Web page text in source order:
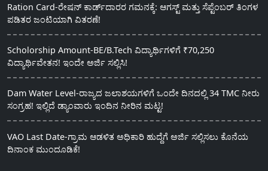
Ration Card-ರೇಷನ್ ಕಾರ್ಡ್‍ದಾರರ ಗಮನಕ್ಕೆ: ಆಗಸ್ಟ್ ಮತ್ತು ಸೆಪ್ಟೆಂಬರ್ ತಿಂಗಳ
ಪಡಿತರ ಜಂಟಿಯಾಗಿ ವಿತರಣೆ!
Scholorship Amount-BE/B.Tech ವಿದ್ಯಾರ್ಥಿಗಳಿಗೆ ₹70,250
ವಿದ್ಯಾರ್ಥಿವೇತನ! ಇಂದೇ ಅರ್ಜಿ ಸಲ್ಲಿಸಿ!
Dam Water Level-ರಾಜ್ಯದ ಜಲಾಶಯಗಳಿಗೆ ಒಂದೇ ದಿನದಲ್ಲಿ 34 TMC ನೀರು
ಸಂಗ್ರಹ! ಇಲ್ಲಿದೆ ಡ್ಯಾಂವಾರು ಇಂದಿನ ನೀರಿನ ಮಟ್ಟ!
VAO Last Date-ಗ್ರಾಮ ಆಡಳಿತ ಅಧಿಕಾರಿ ಹುದ್ದೆಗೆ ಅರ್ಜಿ ಸಲ್ಲಿಸಲು ಕೊನೆಯ
ದಿನಾಂಕ ಮುಂದೂಡಿಕೆ!